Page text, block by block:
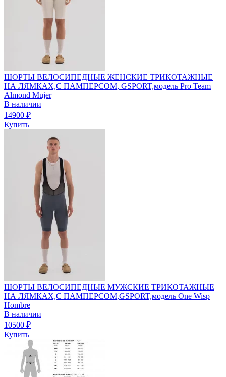
ШОРТЫ ВЕЛОСИПЕДНЫЕ ЖЕНСКИЕ ТРИКОТАЖНЫЕ
НА ЛЯМКАХ,С ПАМПЕРСОМ, GSPORT,модель Pro Team
Almond Mujer
В наличии
14900 ₽
Купить
ШОРТЫ ВЕЛОСИПЕДНЫЕ МУЖСКИЕ ТРИКОТАЖНЫЕ
НА ЛЯМКАХ,С ПАМПЕРСОМ,GSPORT,модель One Wisp
Hombre
В наличии
10500 ₽
Купить